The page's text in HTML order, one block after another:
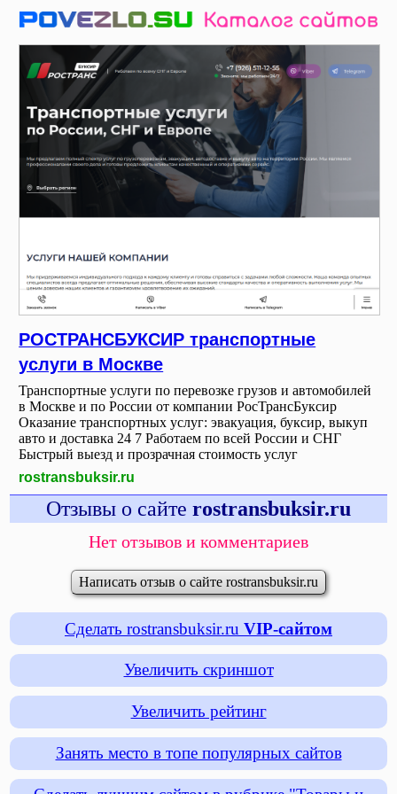
РОСТРАНСБУКСИР транспортные
услуги в Москве
Транспортные услуги по перевозке грузов и автомобилей
в Москве и по России от компании РосТрансБуксир
Оказание транспортных услуг: эвакуация, буксир, выкуп
авто и доставка 24 7 Работаем по всей России и СНГ
Быстрый выезд и прозрачная стоимость услуг
rostransbuksir.ru
Отзывы о сайте rostransbuksir.ru
Нет отзывов и комментариев
Написать отзыв о сайте rostransbuksir.ru
Сделать rostransbuksir.ru VIP-сайтом
Увеличить скриншот
Увеличить рейтинг
Занять место в топе популярных сайтов